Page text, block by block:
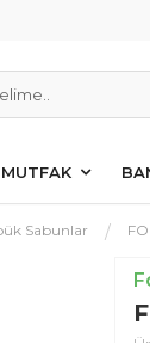
MUTFAK
Sabunlar